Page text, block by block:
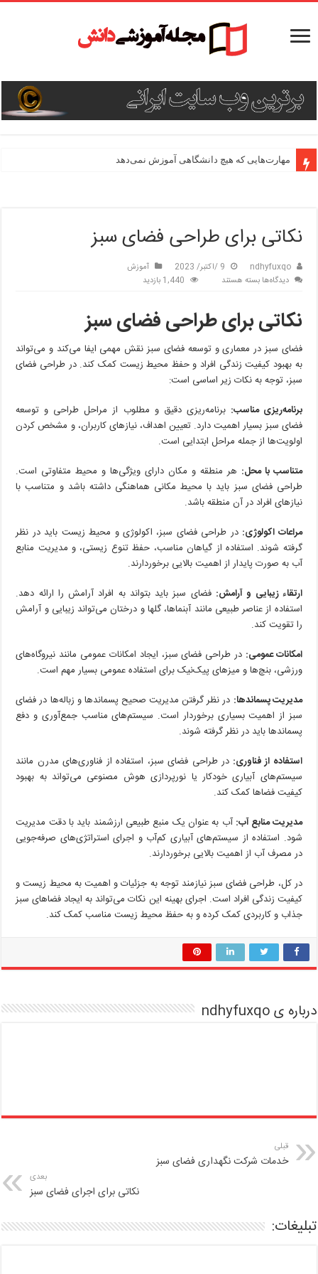
مهارت‌هایی که هیچ دانشگاهی آموزش نمی‌دهد
نکاتی برای طراحی فضای سبز
ndhyfuxqo 9 /اکتبر/ 2023
آموزش
دیدگاه‌هابرای
طراحی
فضای
سبز
بسته هستند 1,440 بازدید
نکاتی برای طراحی فضای سبز
فضای سبز در معماری و توسعه فضای سبز نقش مهمی ایفا می‌کند و می‌تواند
به بهبود کیفیت زندگی افراد و حفظ محیط زیست کمک کند. در طراحی فضای
سبز، توجه به نکات زیر اساسی است:
برنامه‌ریزی مناسب: برنامه‌ریزی دقیق و مطلوب از مراحل طراحی و توسعه
فضای سبز بسیار اهمیت دارد. تعیین اهداف، نیازهای کاربران، و مشخص کردن
اولویت‌ها از جمله مراحل ابتدایی است.
متناسب با محل: هر منطقه و مکان دارای ویژگی‌ها و محیط متفاوتی است.
طراحی فضای سبز باید با محیط مکانی هماهنگی داشته باشد و متناسب با
نیازهای افراد در آن منطقه باشد.
مراعات اکولوژی: در طراحی فضای سبز، اکولوژی و محیط زیست باید در نظر
گرفته شوند. استفاده از گیاهان مناسب، حفظ تنوع زیستی، و مدیریت منابع
آب به صورت پایدار از اهمیت بالایی برخوردارند.
ارتقاء زیبایی و آرامش: فضای سبز باید بتواند به افراد آرامش را ارائه دهد.
استفاده از عناصر طبیعی مانند آبنماها، گلها و درختان می‌تواند زیبایی و آرامش
را تقویت کند.
امکانات عمومی: در طراحی فضای سبز، ایجاد امکانات عمومی مانند نیروگاه‌های
ورزشی، بنچ‌ها و میزهای پیک‌نیک برای استفاده عمومی بسیار مهم است.
مدیریت پسماندها: در نظر گرفتن مدیریت صحیح پسماندها و زباله‌ها در فضای
سبز از اهمیت بسیاری برخوردار است. سیستم‌های مناسب جمع‌آوری و دفع
پسماندها باید در نظر گرفته شوند.
استفاده از فناوری: در طراحی فضای سبز، استفاده از فناوری‌های مدرن مانند
سیستم‌های آبیاری خودکار یا نورپردازی هوش مصنوعی می‌تواند به بهبود
کیفیت فضاها کمک کند.
مدیریت منابع آب: آب به عنوان یک منبع طبیعی ارزشمند باید با دقت مدیریت
شود. استفاده از سیستم‌های آبیاری کم‌آب و اجرای استراتژی‌های صرفه‌جویی
در مصرف آب از اهمیت بالایی برخوردارند.
در کل، طراحی فضای سبز نیازمند توجه به جزئیات و اهمیت به محیط زیست و
کیفیت زندگی افراد است. اجرای بهینه این نکات می‌تواند به ایجاد فضاهای سبز
جذاب و کاربردی کمک کرده و به حفظ محیط زیست مناسب کمک کند.
درباره ی ndhyfuxqo
قبلی
خدمات شرکت نگهداری فضای سبز
بعدی
نکاتی برای اجرای فضای سبز
تبلیغات: